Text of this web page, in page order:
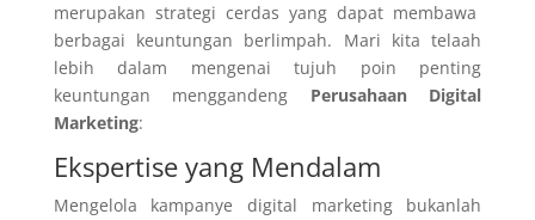
merupakan strategi cerdas yang dapat membawa
berbagai keuntungan berlimpah. Mari kita telaah
lebih dalam mengenai tujuh poin penting
keuntungan menggandeng Perusahaan Digital
Marketing:
Ekspertise yang Mendalam
Mengelola kampanye digital marketing bukanlah